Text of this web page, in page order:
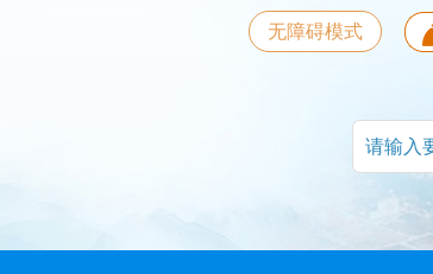
无障碍模式